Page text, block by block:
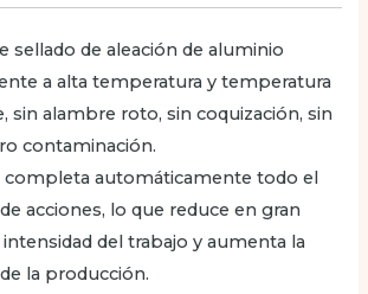
sellado de aleación de aluminio
a alta temperatura y temperatura
sin alambre roto, sin coquización, sin
contaminación.
completa automáticamente todo el
acciones, lo que reduce en gran
intensidad del trabajo y aumenta la
la producción.